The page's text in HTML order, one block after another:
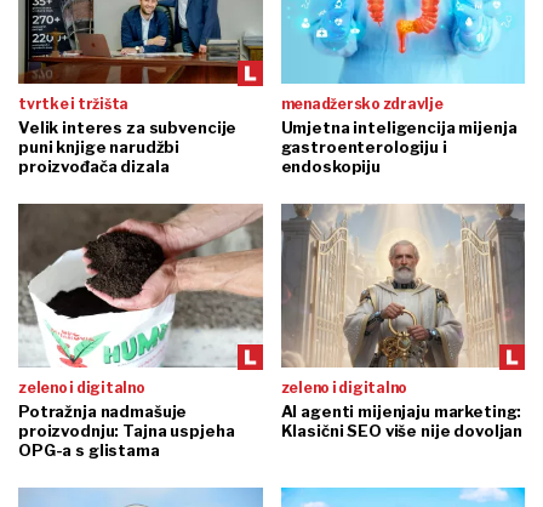
tvrtke i tržišta
Velik interes za subvencije
puni knjige narudžbi
proizvođača dizala
menadžersko zdravlje
Umjetna inteligencija mijenja
gastroenterologiju i
endoskopiju
zeleno i digitalno
Potražnja nadmašuje
proizvodnju: Tajna uspjeha
OPG-a s glistama
zeleno i digitalno
AI agenti mijenjaju marketing:
Klasični SEO više nije dovoljan